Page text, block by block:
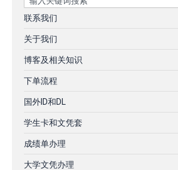
联系我们
关于我们
博客及相关知识
下单流程
国外ID和DL
学生卡和文凭套
成绩单办理
大学文凭办理